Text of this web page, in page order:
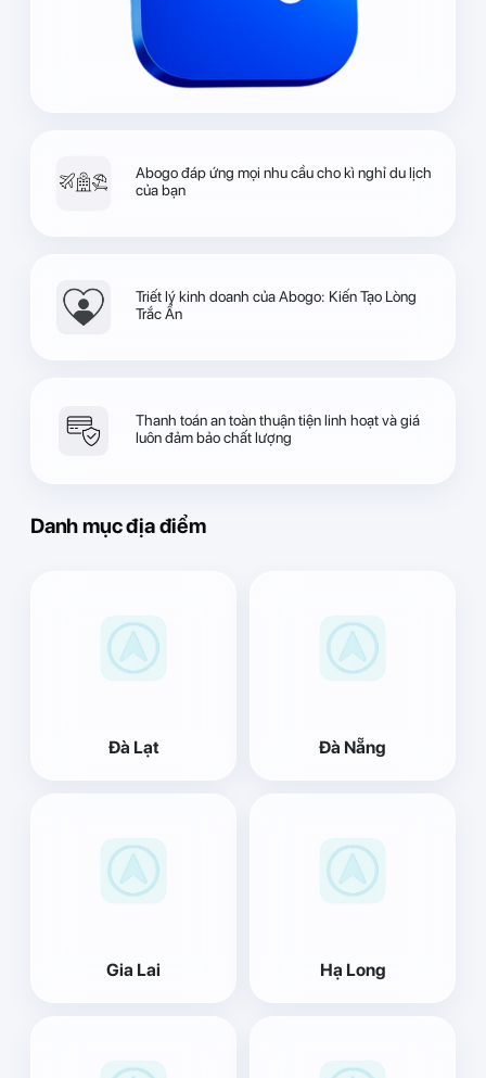
Abogo đáp ứng mọi nhu cầu cho kì nghỉ du lịch
của bạn
Triết lý kinh doanh của Abogo: Kiến Tạo Lòng
Trắc Ẩn
Thanh toán an toàn thuận tiện linh hoạt và giá
luôn đảm bảo chất lượng
Danh mục địa điểm
Đà Lạt Đà Nẵng
Gia Lai Hạ Long